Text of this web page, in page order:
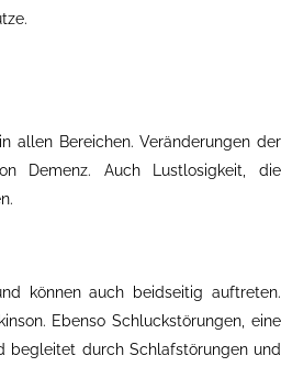
allen Bereichen. Veränderungen der
Demenz. Auch Lustlosigkeit, die
können auch beidseitig auftreten.
Ebenso Schluckstörungen, eine
begleitet durch Schlafstörungen und